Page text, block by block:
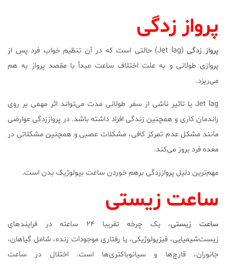
پرواز زدگی
پرواز زدگی
(Jet lag) حالتی است که در آن تنظیم خواب فرد پس از
پروازی طولانی و به علت اختلاف ساعت مبدأ با مقصد پرواز به هم
می‌ریزد.
Jet lag یا تاثیر ناشی از سفر طولانی مدت می‌تواند اثر مهمی بر روی
راندمان کاری و همچنین زندگی افراد داشته باشد. در پرواززدگی عوارضی
مانند مشکل عدم تمرکز کافی، مشکلات عصبی و همچنین مشکلاتی در
معده فرد بروز می‌کند.
مهم‌ترین دلیل پرواززدگی برهم خوردن ساعت بیولوژیک بدن است.
ساعت زیستی
ساعت زیستی
، یک چرخه تقریبا ۲۴ ساعته در فرایندهای
زیست‌شیمیایی، فیزیولوژیکی، یا رفتاری موجودات زنده، شامل گیاهان،
جانوران، قارچ‌ها و سیانوباکتری‌ها است. اختلال در ساعت